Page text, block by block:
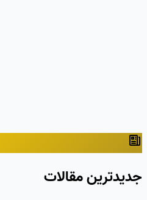
جدیدترین مقالات